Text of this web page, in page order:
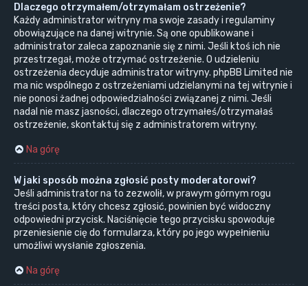
Dlaczego otrzymałem/otrzymałam ostrzeżenie?
Każdy administrator witryny ma swoje zasady i regulaminy
obowiązujące na danej witrynie. Są one opublikowane i
administrator zaleca zapoznanie się z nimi. Jeśli ktoś ich nie
przestrzegał, może otrzymać ostrzeżenie. O udzieleniu
ostrzeżenia decyduje administrator witryny. phpBB Limited nie
ma nic wspólnego z ostrzeżeniami udzielanymi na tej witrynie i
nie ponosi żadnej odpowiedzialności związanej z nimi. Jeśli
nadal nie masz jasności, dlaczego otrzymałeś/otrzymałaś
ostrzeżenie, skontaktuj się z administratorem witryny.
Na górę
W jaki sposób można zgłosić posty moderatorowi?
Jeśli administrator na to zezwolił, w prawym górnym rogu
treści posta, który chcesz zgłosić, powinien być widoczny
odpowiedni przycisk. Naciśnięcie tego przycisku spowoduje
przeniesienie cię do formularza, który po jego wypełnieniu
umożliwi wysłanie zgłoszenia.
Na górę